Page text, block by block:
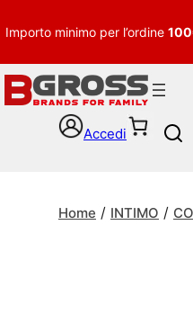
Importo minimo per l’ordine
Accedi
Home / INTIMO /